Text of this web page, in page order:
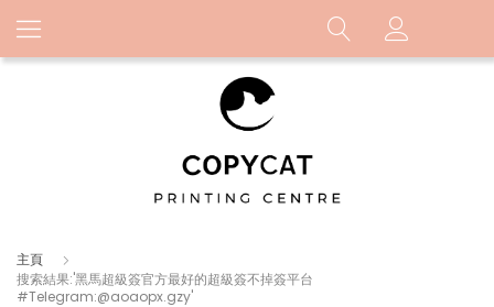
主頁
搜索結果:'黑馬超級簽官方最好的超級簽不掉簽平台
#Telegram:@aoaopx.gzy'